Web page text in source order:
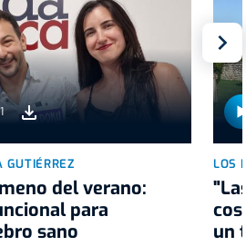
GUTIÉRREZ
del verano:
para
sano
LOS
un